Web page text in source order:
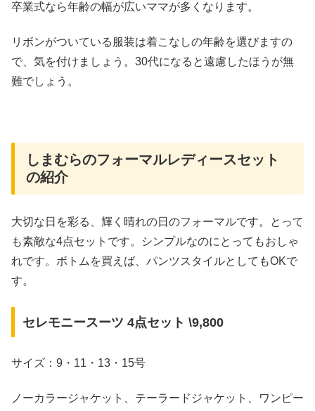
卒業式なら年齢の幅が広いママが多くなります。
リボンがついている服装は着こなしの年齢を選びますの
で、気を付けましょう。30代になると遠慮したほうが無
難でしょう。
しまむらのフォーマルレディースセット
の紹介
大切な日を彩る、輝く晴れの日のフォーマルです。とって
も素敵な4点セットです。シンプルなのにとってもおしゃ
れです。ボトムを買えば、パンツスタイルとしてもOKで
す。
セレモニースーツ 4点セット \9,800
サイズ：9・11・13・15号
ノーカラージャケット、テーラードジャケット、ワンピー